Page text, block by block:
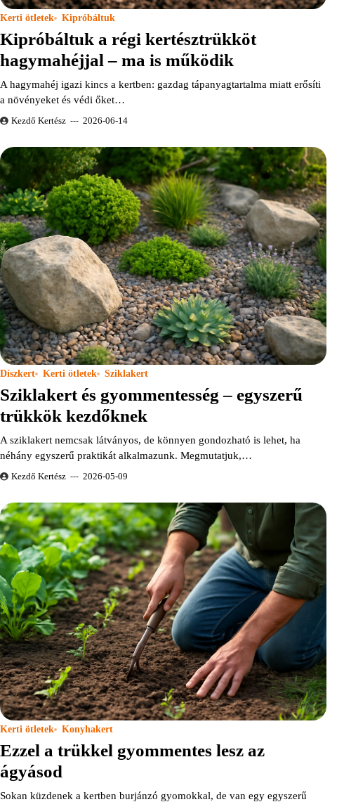
Kerti ötletek Kipróbáltuk
Kipróbáltuk a régi kertésztrükköt
hagymahéjjal – ma is működik
A hagymahéj igazi kincs a kertben: gazdag tápanyagtartalma miatt erősíti
a növényeket és védi őket…
Kezdő Kertész 2026-06-14
Díszkert Kerti ötletek Sziklakert
Sziklakert és gyommentesség – egyszerű
trükkök kezdőknek
A sziklakert nemcsak látványos, de könnyen gondozható is lehet, ha
néhány egyszerű praktikát alkalmazunk. Megmutatjuk,…
Kezdő Kertész 2026-05-09
Kerti ötletek Konyhakert
Ezzel a trükkel gyommentes lesz az
ágyásod
Sokan küzdenek a kertben burjánzó gyomokkal, de van egy egyszerű